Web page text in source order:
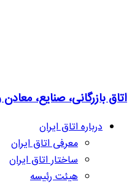
اتاق بازرگانی، صنایع،
درباره اتاق ایران
معرفی اتاق ایران
ساختار اتاق ایران
هیئت رئیسه